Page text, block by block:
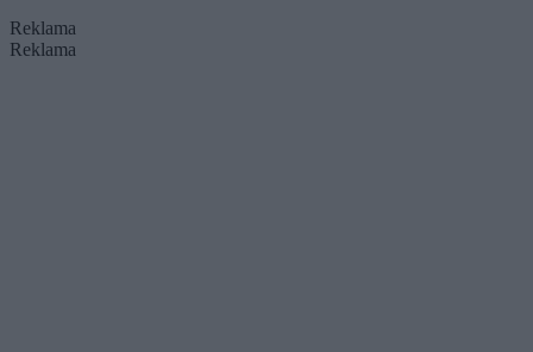
Reklama
Reklama